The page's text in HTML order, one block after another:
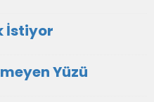
İstiyor
Yüzü